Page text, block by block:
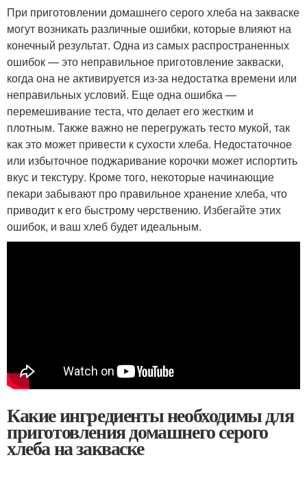
При приготовлении домашнего серого хлеба на закваске
могут возникать различные ошибки, которые влияют на
конечный результат. Одна из самых распространенных
ошибок — это неправильное приготовление закваски,
когда она не активируется из-за недостатка времени или
неправильных условий. Еще одна ошибка —
перемешивание теста, что делает его жестким и
плотным. Также важно не перегружать тесто мукой, так
как это может привести к сухости хлеба. Недостаточное
или избыточное поджаривание корочки может испортить
вкус и текстуру. Кроме того, некоторые начинающие
пекари забывают про правильное хранение хлеба, что
приводит к его быстрому черствению. Избегайте этих
ошибок, и ваш хлеб будет идеальным.
Какие ингредиенты необходимы для
приготовления домашнего серого
хлеба на закваске